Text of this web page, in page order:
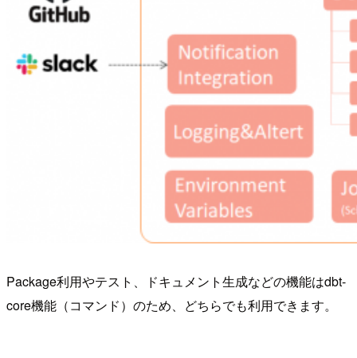
Package利用やテスト、ドキュメント生成などの機能はdbt-
core機能（コマンド）のため、どちらでも利用できます。